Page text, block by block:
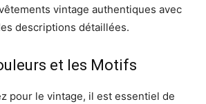
vintage authentiques avec
descriptions détaillées.
et les Motifs
pour le vintage, il est essentiel de